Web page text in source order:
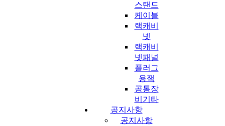
스탠드
케이블
랙캐비
넷
랙캐비
넷패널
플러그
용잭
공통장
비기타
공지사항
공지사항